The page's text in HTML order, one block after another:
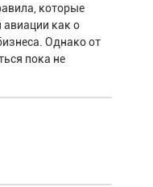
которые
авиации как о
Однако от
пока не